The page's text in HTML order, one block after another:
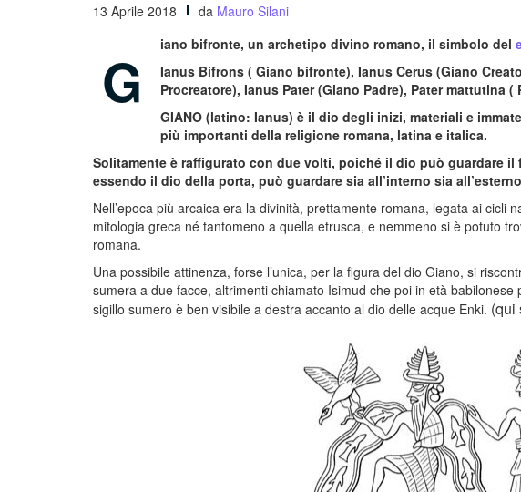
13 Aprile 2018 da Mauro Silani
G iano bifronte, un archetipo divino romano, il simbolo del
Ianus Bifrons ( Giano bifronte), Ianus Cerus (Giano
Procreatore), Ianus Pater (Giano Padre), Pater mattutina (
GIANO (latino: Ianus) è il dio degli inizi, materiali e
più importanti della religione romana, latina e italica.
Solitamente è raffigurato con due volti, poiché il dio può guardare il
essendo il dio della porta, può guardare sia all’interno sia
Nell’epoca più arcaica era la divinità, prettamente romana, legata ai cicli
mitologia greca né tantomeno a quella etrusca, e nemmeno si è potuto
romana.
Una possibile attinenza, forse l’unica, per la figura del dio Giano, si
sumera a due facce, altrimenti chiamato Isimud che poi in età
sigillo sumero è ben visibile a destra accanto al dio delle acque Enki. (qui